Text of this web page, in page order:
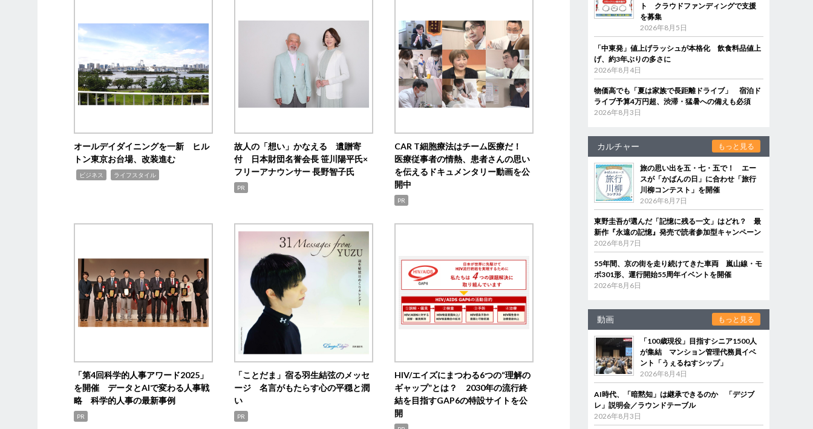
オールデイダイニングを一新 ヒル
トン東京お台場、改装進む
ビジネス ライフスタイル
故人の「想い」かなえる 遺贈寄
付 日本財団名誉会長 笹川陽平氏×
フリーアナウンサー 長野智子氏
PR
CAR T細胞療法はチーム医療だ！
医療従事者の情熱、患者さんの思い
を伝えるドキュメンタリー動画を公
開中
PR
「第4回科学的人事アワード2025」
を開催 データとAIで変わる人事戦
略 科学的人事の最新事例
PR
「ことだま」宿る羽生結弦のメッセ
ージ 名言がもたらす心の平穏と潤
い
PR
HIV/エイズにまつわる6つの“理解の
ギャップ”とは？ 2030年の流行終
結を目指すGAP6の特設サイトを公
開
ト クラウドファンディングで支援
を募集
2026年8月5日
「中東発」値上げラッシュが本格化 飲食料品値上
げ、約3年ぶりの多さに
2026年8月4日
物価高でも「夏は家族で長距離ドライブ」 宿泊ド
ライブ予算4万円超、渋滞・猛暑への備えも必須
2026年8月3日
カルチャー もっと見る
旅の思い出を五・七・五で！ エー
スが「かばんの日」に合わせ「旅行
川柳コンテスト」を開催
2026年8月7日
東野圭吾が選んだ「記憶に残る一文」はどれ？ 最
新作『永遠の記憶』発売で読者参加型キャンペーン
2026年8月7日
55年間、京の街を走り続けてきた車両 嵐山線・モ
ボ301形、運行開始55周年イベントを開催
2026年8月6日
動画 もっと見る
「100歳現役」目指すシニア1500人
が集結 マンション管理代務員イベ
ント「うぇるねすシップ」
2026年8月4日
AI時代、「暗黙知」は継承できるのか 「デジブ
レ」説明会／ラウンドテーブル
2026年8月3日